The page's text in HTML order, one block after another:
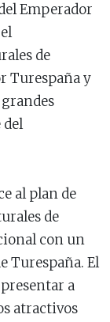
Emperador
de
Turespaña y
al plan de
de
con un
Turespaña. El
a
atractivos